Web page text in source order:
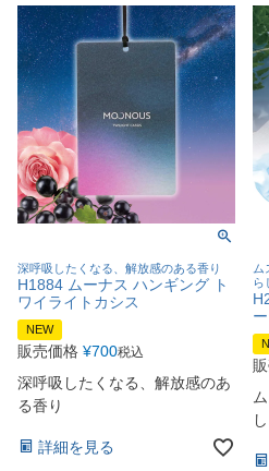
深呼吸したくなる、解放感のある香り
H1884 ムーナス ハンギング ト
ワイライトカシス
NEW
販売価格 ¥700税込
深呼吸したくなる、解放感のあ
る香り
詳細を見る
ム
ら